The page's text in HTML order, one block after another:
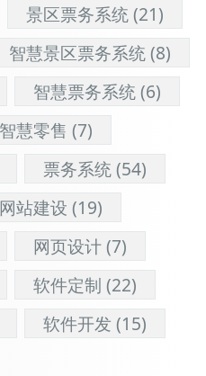
景区票务系统(21)
智慧景区票务系统(8)
智慧票务系统(6)
智慧零售 (7)
票务系统(54)
网站建设 (19)
网页设计(7)
软件定制 (22)
软件开发 (15)